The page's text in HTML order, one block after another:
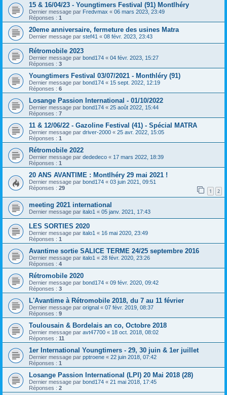
15 & 16/04/23 - Youngtimers Festival (91) Montlhéry
Dernier message par Fredvmax « 06 mars 2023, 23:49
Réponses : 1
20eme anniversaire, fermeture des usines Matra
Dernier message par stef41 « 08 févr. 2023, 23:43
Rétromobile 2023
Dernier message par bond174 « 04 févr. 2023, 15:27
Réponses : 3
Youngtimers Festival 03/07/2021 - Monthléry (91)
Dernier message par bond174 « 15 sept. 2022, 12:19
Réponses : 6
Losange Passion International - 01/10/2022
Dernier message par bond174 « 25 août 2022, 15:44
Réponses : 7
11 & 12/06/22 - Gazoline Festival (41) - Spécial MATRA
Dernier message par driver-2000 « 25 avr. 2022, 15:05
Réponses : 1
Rétromobile 2022
Dernier message par dededeco « 17 mars 2022, 18:39
Réponses : 1
20 ANS AVANTIME : Montlhéry 29 mai 2021 !
Dernier message par bond174 « 03 juin 2021, 09:51
Réponses : 29 1 2
meeting 2021 international
Dernier message par italo1 « 05 janv. 2021, 17:43
LES SORTIES 2020
Dernier message par italo1 « 16 mai 2020, 23:49
Réponses : 1
Avantime sortie SALICE TERME 24/25 septembre 2016
Dernier message par italo1 « 28 févr. 2020, 23:26
Réponses : 4
Rétromobile 2020
Dernier message par bond174 « 09 févr. 2020, 09:42
Réponses : 3
L'Avantime à Rétromobile 2018, du 7 au 11 février
Dernier message par orignal « 07 févr. 2019, 08:37
Réponses : 9
Toulousain & Bordelais an co, Octobre 2018
Dernier message par avt47700 « 18 oct. 2018, 08:02
Réponses : 11
1er International Youngtimers - 29, 30 juin & 1er juillet
Dernier message par pptroene « 22 juin 2018, 07:42
Réponses : 1
Losange Passion International (LPI) 20 Mai 2018 (28)
Dernier message par bond174 « 21 mai 2018, 17:45
Réponses : 2